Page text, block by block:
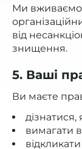
Ми вживаємо
від
знищення.
5. Ваші
Ви маєте
дізнатися,
вимагати